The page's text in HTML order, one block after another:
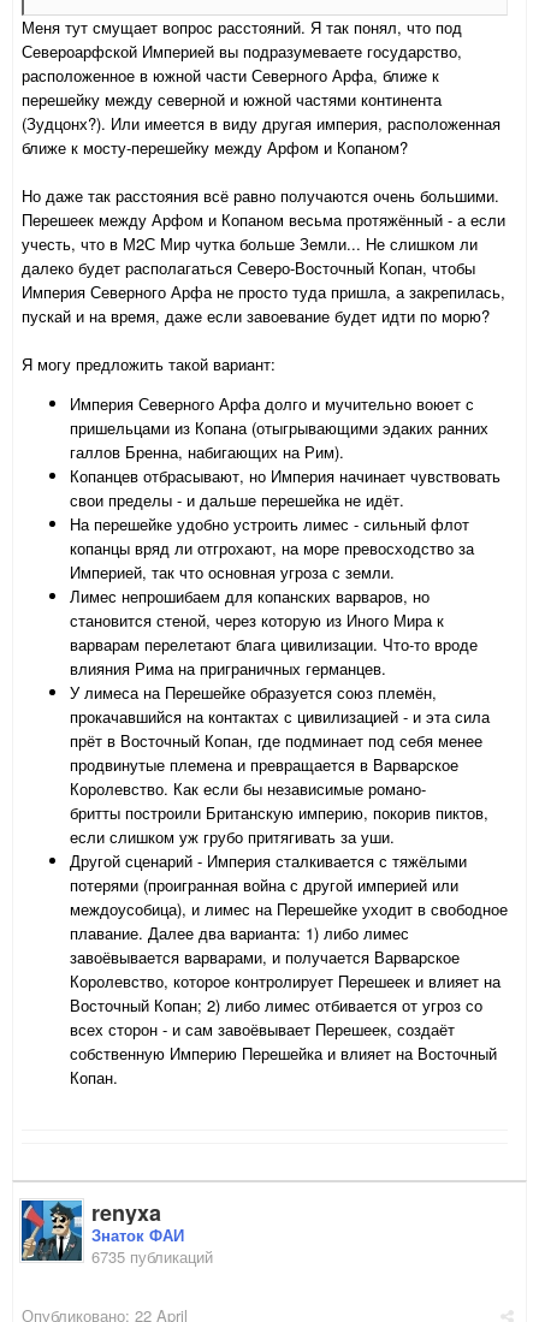
Меня тут смущает вопрос расстояний. Я так понял, что под
Североарфской Империей вы подразумеваете государство,
расположенное в южной части Северного Арфа, ближе к
перешейку между северной и южной частями континента
(Зудцонх?). Или имеется в виду другая империя, расположенная
ближе к мосту-перешейку между Арфом и Копаном?
Но даже так расстояния всё равно получаются очень большими.
Перешеек между Арфом и Копаном весьма протяжённый - а если
учесть, что в М2С Мир чутка больше Земли... Не слишком ли
далеко будет располагаться Северо-Восточный Копан, чтобы
Империя Северного Арфа не просто туда пришла, а закрепилась,
пускай и на время, даже если завоевание будет идти по морю?
Я могу предложить такой вариант:
Империя Северного Арфа долго и мучительно воюет с
пришельцами из Копана (отыгрывающими эдаких ранних
галлов Бренна, набигающих на Рим).
Копанцев отбрасывают, но Империя начинает чувствовать
свои пределы - и дальше перешейка не идёт.
На перешейке удобно устроить лимес - сильный флот
копанцы вряд ли отгрохают, на море превосходство за
Империей, так что основная угроза с земли.
Лимес непрошибаем для копанских варваров, но
становится стеной, через которую из Иного Мира к
варварам перелетают блага цивилизации. Что-то вроде
влияния Рима на приграничных германцев.
У лимеса на Перешейке образуется союз племён,
прокачавшийся на контактах с цивилизацией - и эта сила
прёт в Восточный Копан, где подминает под себя менее
продвинутые племена и превращается в Варварское
Королевство. Как если бы независимые романо-
бритты построили Британскую империю, покорив пиктов,
если слишком уж грубо притягивать за уши.
Другой сценарий - Империя сталкивается с тяжёлыми
потерями (проигранная война с другой империей или
междоусобица), и лимес на Перешейке уходит в свободное
плавание. Далее два варианта: 1) либо лимес
завоёвывается варварами, и получается Варварское
Королевство, которое контролирует Перешеек и влияет на
Восточный Копан; 2) либо лимес отбивается от угроз со
всех сторон - и сам завоёвывает Перешеек, создаёт
собственную Империю Перешейка и влияет на Восточный
Копан.
renyxa
Знаток ФАИ
6735 публикаций
Опубликовано: 22 April